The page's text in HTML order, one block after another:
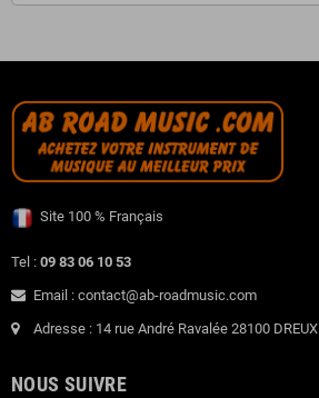
Site 100 % Français
Tel : 09 83 06 10 53
Email : contact@ab-roadmusic.com
Adresse : 14 rue André Ravalée 28100 DREUX
NOUS SUIVRE